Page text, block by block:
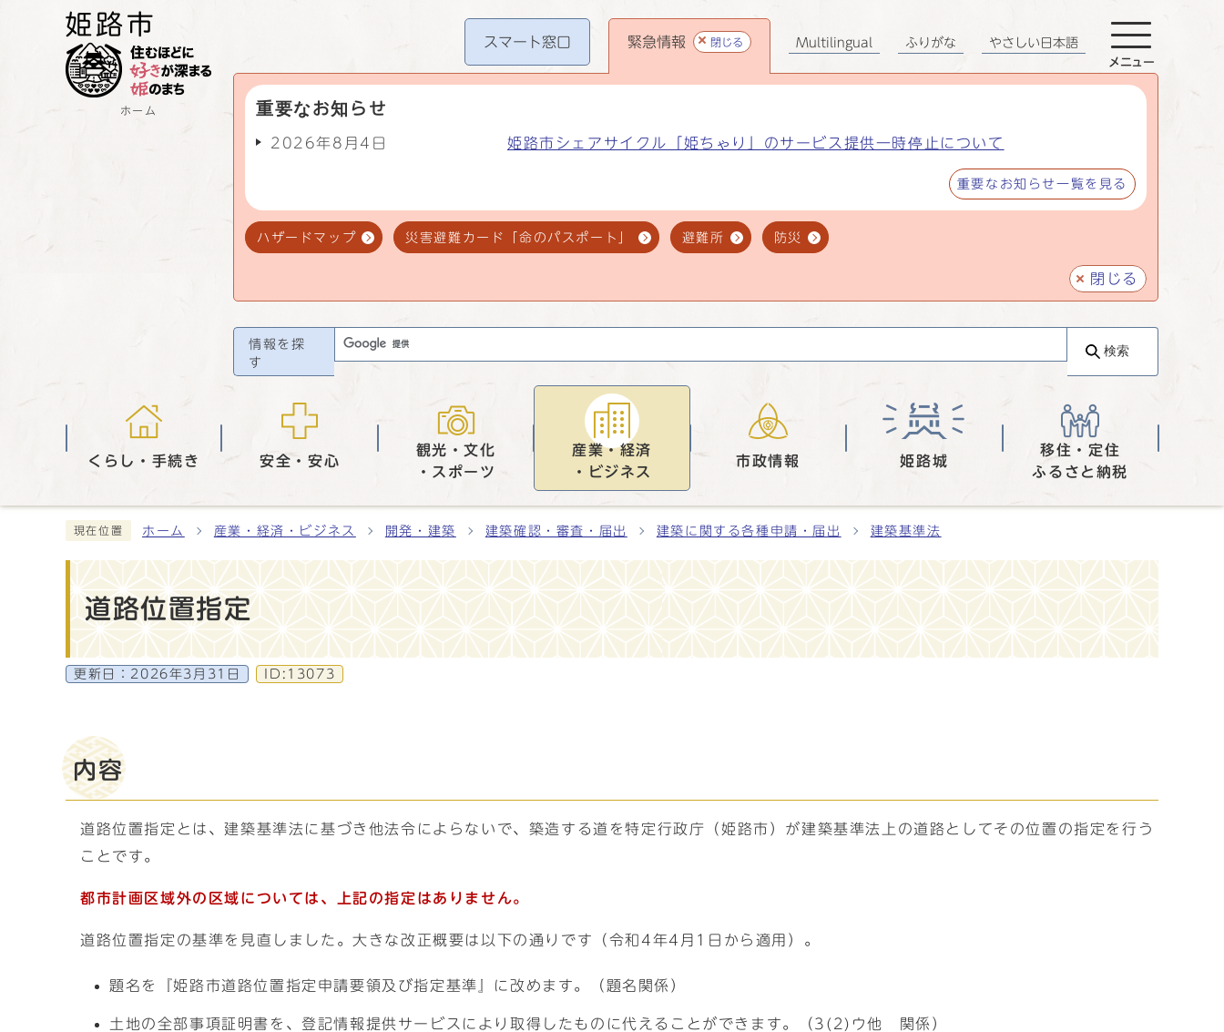
ホーム
スマート窓口 緊急情報 閉じる
重要なお知らせ
2026年8月4日 姫路市シェアサイクル「姫ちゃり」のサービス提供一時停止について
重要なお知らせ一覧を見る
ハザードマップ 災害避難カード「命のパスポート」 避難所 防災
閉じる
Multilingual ふりがな やさしい日本語
メニュー
情報を探
す
検索
くらし・手続き 安全・安心
観光・文化
・スポーツ
産業・経済
・ビジネス
市政情報 姫路城
移住・定住
ふるさと納税
現在位置 ホーム 産業・経済・ビジネス 開発・建築 建築確認・審査・届出 建築に関する各種申請・届出 建築基準法
道路位置指定
更新日： 2026年3月31日 ID:13073
内容
道路位置指定とは、建築基準法に基づき他法令によらないで、築造する道を特定行政庁（姫路市）が建築基準法上の道路としてその位置の指定を行う
ことです。
都市計画区域外の区域については、上記の指定はありません。
道路位置指定の基準を見直しました。大きな改正概要は以下の通りです（令和4年4月1日から適用）。
題名を『姫路市道路位置指定申請要領及び指定基準』に改めます。（題名関係）
土地の全部事項証明書を、登記情報提供サービスにより取得したものに代えることができます。（3(2)ウ他 関係）